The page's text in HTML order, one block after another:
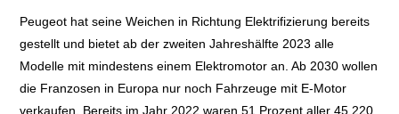
Peugeot hat seine Weichen in Richtung Elektrifizierung bereits
gestellt und bietet ab der zweiten Jahreshälfte 2023 alle
Modelle mit mindestens einem Elektromotor an. Ab 2030 wollen
die Franzosen in Europa nur noch Fahrzeuge mit E-Motor
verkaufen. Bereits im Jahr 2022 waren 51 Prozent aller 45.220